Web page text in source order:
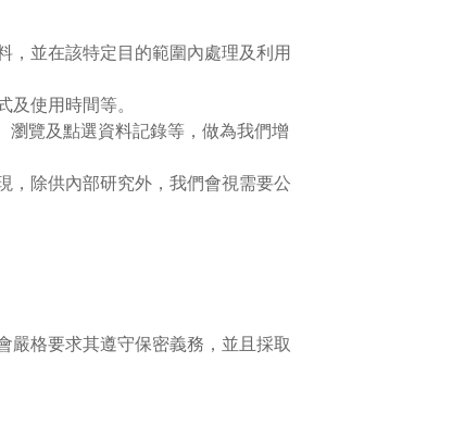
，並在該特定目的範圍內處理及利用
使用時間等。
覽及點選資料記錄等，做為我們增
，除供內部研究外，我們會視需要公
嚴格要求其遵守保密義務，並且採取